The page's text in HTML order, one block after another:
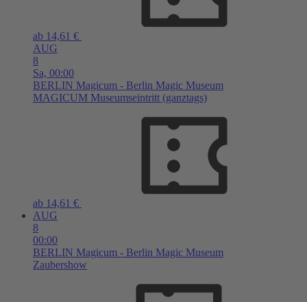
ab 14,61 €
AUG
8
Sa, 00:00
BERLIN Magicum - Berlin Magic Museum
MAGICUM Museumseintritt (ganztags)
ab 14,61 €
AUG
8
00:00
BERLIN Magicum - Berlin Magic Museum
Zaubershow